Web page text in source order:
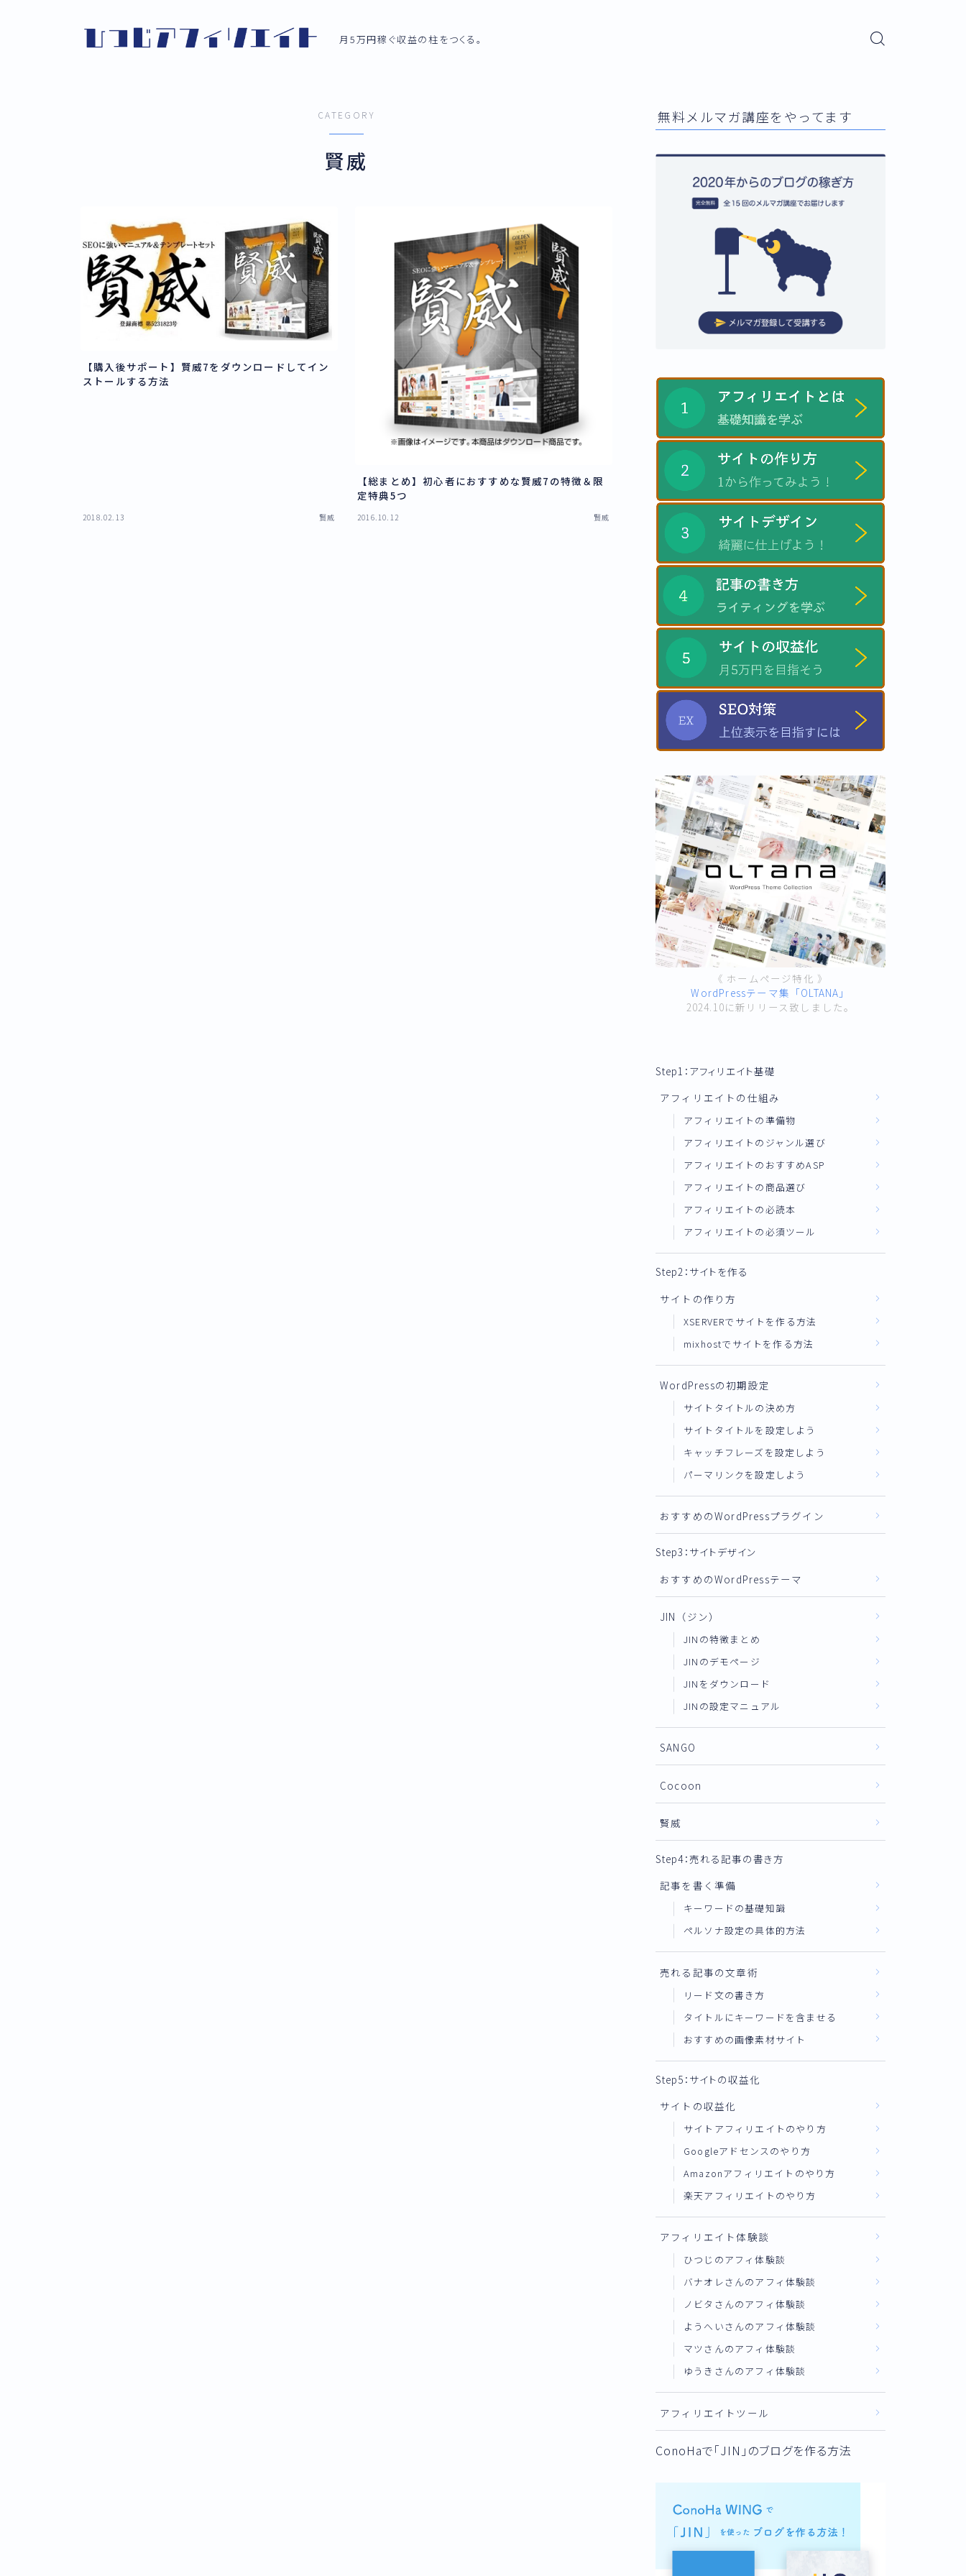
月5万円稼ぐ収益の柱をつくる。
CATEGORY
賢威
【購入後サポート】賢威7をダウンロードしてイン
ストールする方法
2018.02.13 賢威
【総まとめ】初心者におすすめな賢威7の特徴＆限
定特典5つ
2016.10.12 賢威
無料メルマガ講座をやってます
《 ホームページ特化 》
WordPressテーマ集「OLTANA」
2024.10に新リリース致しました。
Step1：アフィリエイト基礎
アフィリエイトの仕組み
アフィリエイトの準備物
アフィリエイトのジャンル選び
アフィリエイトのおすすめASP
アフィリエイトの商品選び
アフィリエイトの必読本
アフィリエイトの必須ツール
Step2：サイトを作る
サイトの作り方
XSERVERでサイトを作る方法
mixhostでサイトを作る方法
WordPressの初期設定
サイトタイトルの決め方
サイトタイトルを設定しよう
キャッチフレーズを設定しよう
パーマリンクを設定しよう
おすすめのWordPressプラグイン
Step3：サイトデザイン
おすすめのWordPressテーマ
JIN（ジン）
JINの特徴まとめ
JINのデモページ
JINをダウンロード
JINの設定マニュアル
SANGO
Cocoon
賢威
Step4：売れる記事の書き方
記事を書く準備
キーワードの基礎知識
ペルソナ設定の具体的方法
売れる記事の文章術
リード文の書き方
タイトルにキーワードを含ませる
おすすめの画像素材サイト
Step5：サイトの収益化
サイトの収益化
サイトアフィリエイトのやり方
Googleアドセンスのやり方
Amazonアフィリエイトのやり方
楽天アフィリエイトのやり方
アフィリエイト体験談
ひつじのアフィ体験談
バナオレさんのアフィ体験談
ノビタさんのアフィ体験談
ようへいさんのアフィ体験談
マツさんのアフィ体験談
ゆうきさんのアフィ体験談
アフィリエイトツール
ConoHaで「JIN」のブログを作る方法